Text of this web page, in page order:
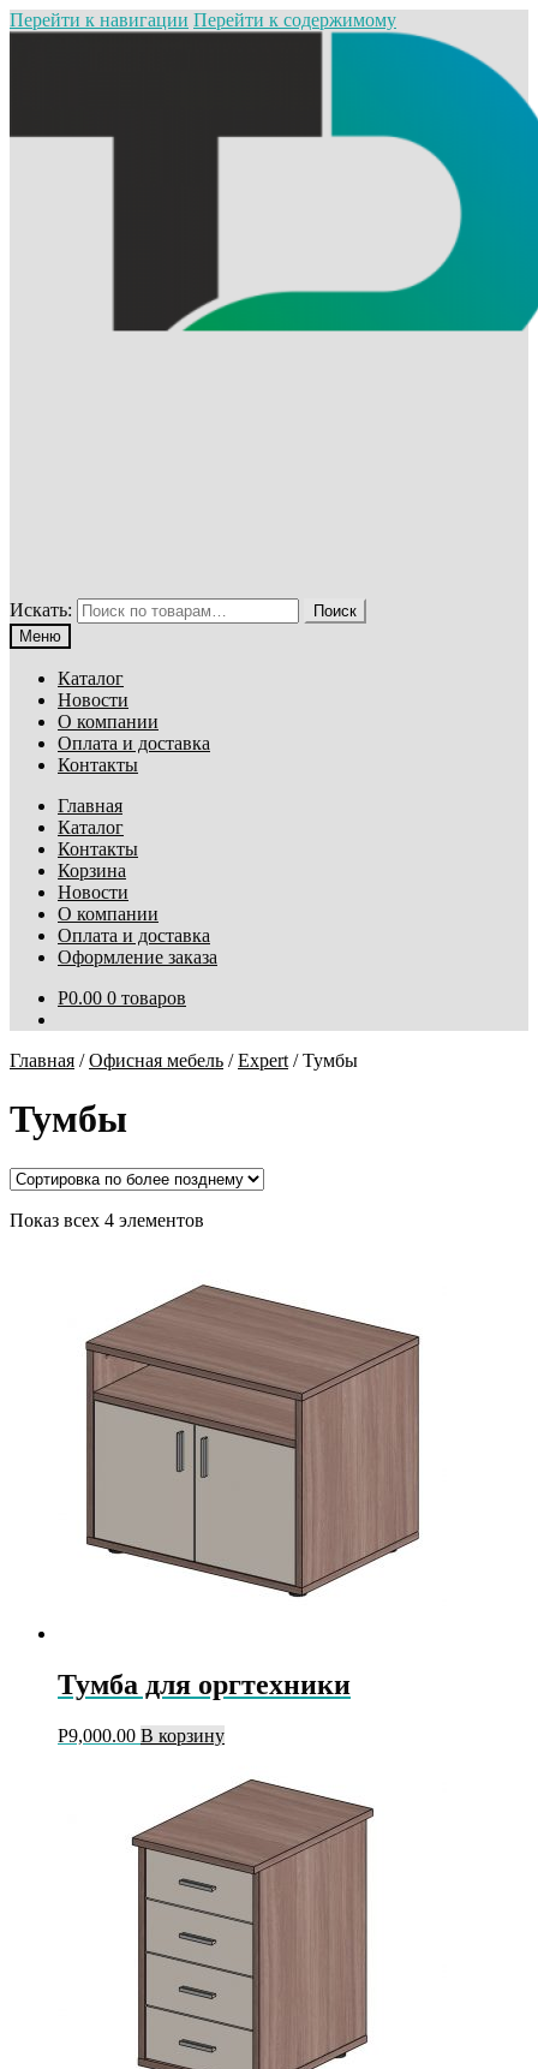
Перейти к навигации Перейти к содержимому
Искать:
Поиск
Меню
Каталог
Новости
О компании
Оплата и доставка
Контакты
Главная
Каталог
Контакты
Корзина
Новости
О компании
Оплата и доставка
Оформление заказа
Р0.00 0 товаров
Главная /Офисная мебель /Expert /Тумбы
Тумбы
Показ всех 4 элементов
Тумба для оргтехники
Р9,000.00 В корзину